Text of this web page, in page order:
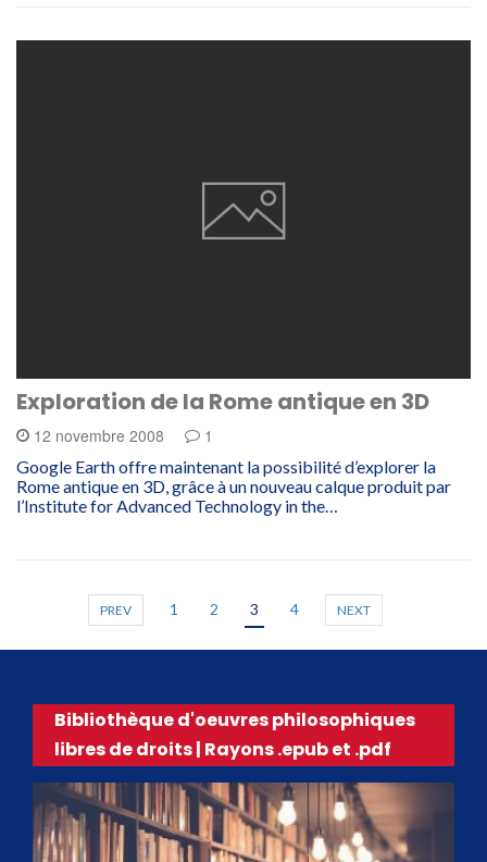
Exploration de la Rome antique en 3D
12 novembre 2008 1
Google Earth offre maintenant la possibilité d’explorer la
Rome antique en 3D, grâce à un nouveau calque produit par
l’Institute for Advanced Technology in the…
PREV 1 2 3 4 NEXT
Bibliothèque d'oeuvres philosophiques
libres de droits | Rayons .epub et .pdf